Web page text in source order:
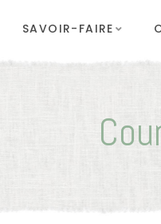
SAVOIR-FAIRE